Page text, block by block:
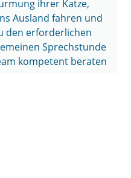
ihrer Katze,
Ausland fahren und
den erforderlichen
Sprechstunde
kompetent beraten